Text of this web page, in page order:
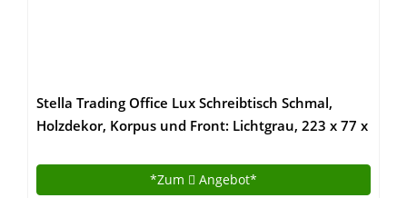
Stella Trading Office Lux Schreibtisch Schmal,
Holzdekor, Korpus und Front: Lichtgrau, 223 x 77 x
*Zum Angebot*